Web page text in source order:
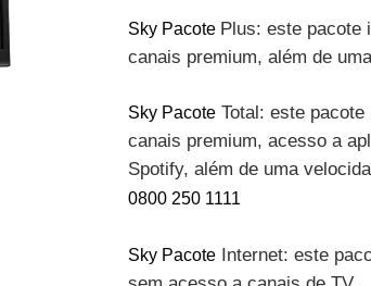
Sky Pacote Plus: este pacote
canais premium, além de
Sky Pacote Total: este
canais premium, acesso a
Spotify, além de uma
0800 250 1111
Sky Pacote Internet: este